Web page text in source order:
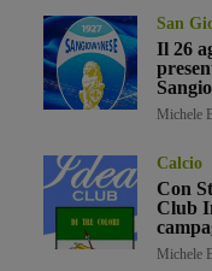
San
Il 26
Michele
Calcio
Con
Club
Michele